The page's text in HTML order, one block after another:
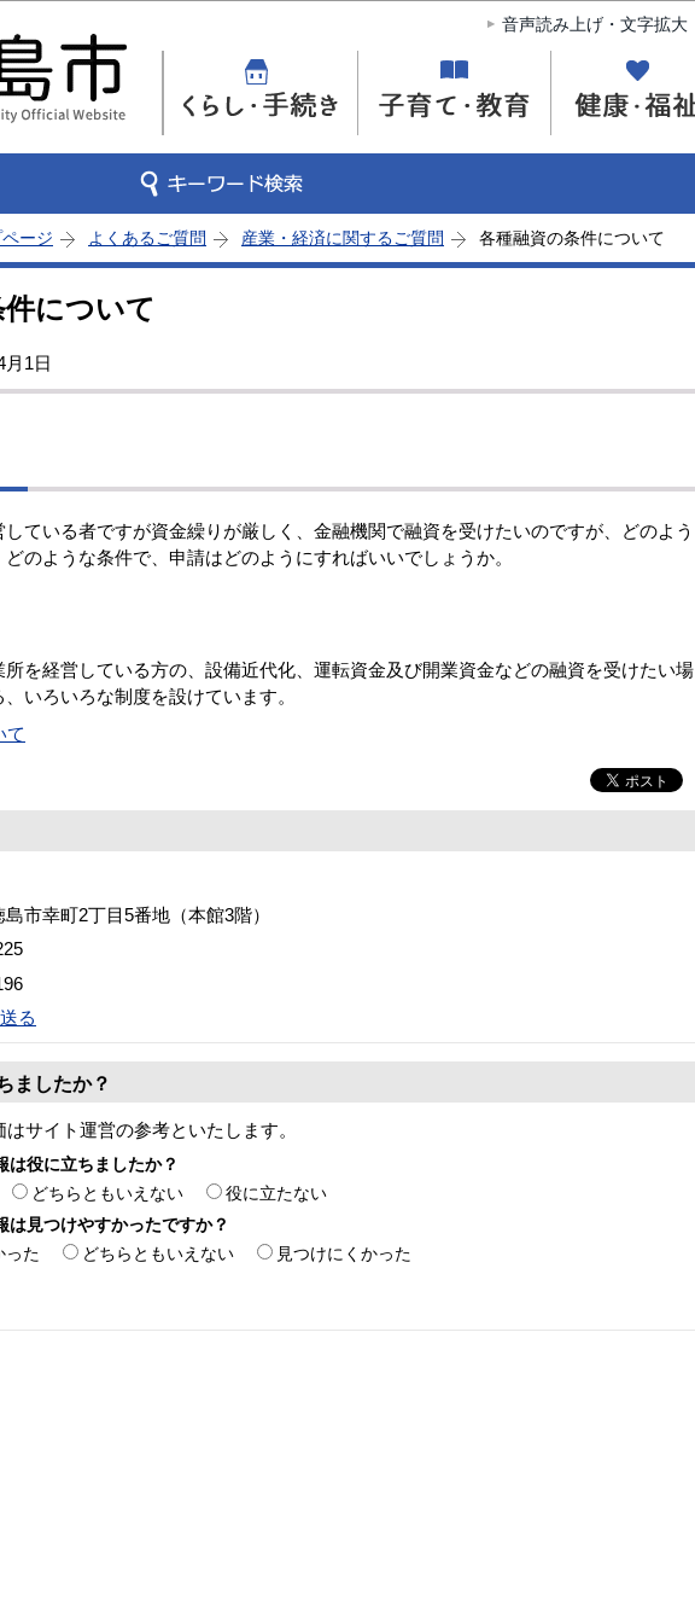
このページの本文へ移動
音声読み上げ・文字拡大
ページ よくあるご質問 産業・経済に関するご質問 各種融資の条件について
について
月1日
ている者ですが資金繰りが厳しく、金融機関で融資を受けたいのですが、どのよう
のような条件で、申請はどのようにすればいいでしょうか。
を経営している方の、設備近代化、運転資金及び開業資金などの融資を受けたい場
いろいろな制度を設けています。
て
市幸町2丁目5番地（本館3階）
る
ましたか？
サイト運営の参考といたします。
は役に立ちましたか？
どちらともいえない
役に立たない
は見つけやすかったですか？
った どちらともいえない 見つけにくかった